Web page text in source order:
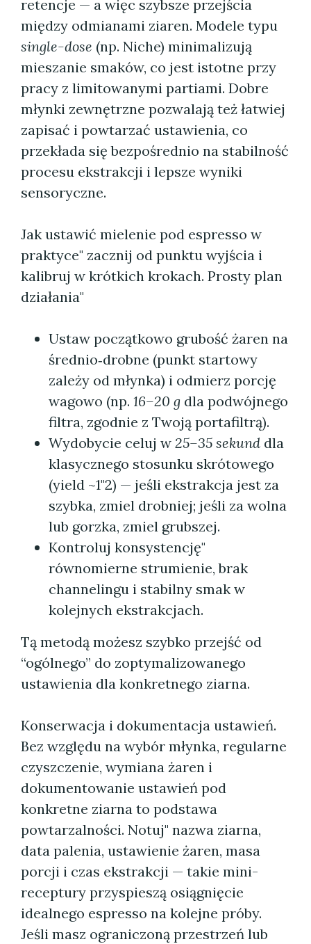
retencje — a więc szybsze przejścia
między odmianami ziaren. Modele typu
single-dose (np. Niche) minimalizują
mieszanie smaków, co jest istotne przy
pracy z limitowanymi partiami. Dobre
młynki zewnętrzne pozwalają też łatwiej
zapisać i powtarzać ustawienia, co
przekłada się bezpośrednio na stabilność
procesu ekstrakcji i lepsze wyniki
sensoryczne.
Jak ustawić mielenie pod espresso w
praktyce" zacznij od punktu wyjścia i
kalibruj w krótkich krokach. Prosty plan
działania"
Ustaw początkowo grubość żaren na
średnio‑drobne (punkt startowy
zależy od młynka) i odmierz porcję
wagowo (np. 16–20 g dla podwójnego
filtra, zgodnie z Twoją portafiltrą).
Wydobycie celuj w 25–35 sekund dla
klasycznego stosunku skrótowego
(yield ~1"2) — jeśli ekstrakcja jest za
szybka, zmiel drobniej; jeśli za wolna
lub gorzka, zmiel grubszej.
Kontroluj konsystencję"
równomierne strumienie, brak
channelingu i stabilny smak w
kolejnych ekstrakcjach.
Tą metodą możesz szybko przejść od
“ogólnego” do zoptymalizowanego
ustawienia dla konkretnego ziarna.
Konserwacja i dokumentacja ustawień.
Bez względu na wybór młynka, regularne
czyszczenie, wymiana żaren i
dokumentowanie ustawień pod
konkretne ziarna to podstawa
powtarzalności. Notuj" nazwa ziarna,
data palenia, ustawienie żaren, masa
porcji i czas ekstrakcji — takie mini-
receptury przyspieszą osiągnięcie
idealnego espresso na kolejne próby.
Jeśli masz ograniczoną przestrzeń lub